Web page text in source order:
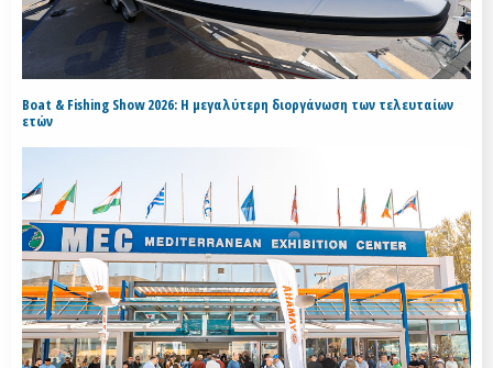
Boat & Fishing Show 2026: Η μεγαλύτερη διοργάνωση των τελευταίων
ετών